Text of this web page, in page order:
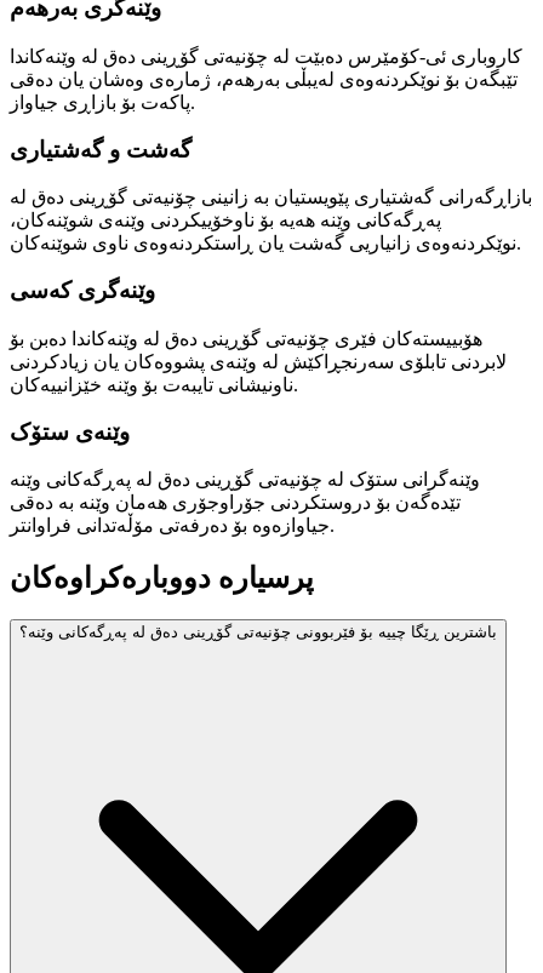
وێنەگری بەرهەم
کاروباری ئی-کۆمێرس دەبێت لە چۆنیەتی گۆڕینی دەق لە وێنەکاندا
تێبگەن بۆ نوێکردنەوەی لەیبڵی بەرهەم، ژمارەی وەشان یان دەقی
پاکەت بۆ بازاڕی جیاواز.
گەشت و گەشتیاری
بازاڕگەرانی گەشتیاری پێویستیان بە زانینی چۆنیەتی گۆڕینی دەق لە
پەڕگەکانی وێنە هەیە بۆ ناوخۆییکردنی وێنەی شوێنەکان،
نوێکردنەوەی زانیاریی گەشت یان ڕاستکردنەوەی ناوی شوێنەکان.
وێنەگری کەسی
هۆبییستەکان فێری چۆنیەتی گۆڕینی دەق لە وێنەکاندا دەبن بۆ
لابردنی تابلۆی سەرنجڕاکێش لە وێنەی پشووەکان یان زیادکردنی
ناونیشانی تایبەت بۆ وێنە خێزانییەکان.
وێنەی ستۆک
وێنەگرانی ستۆک لە چۆنیەتی گۆڕینی دەق لە پەڕگەکانی وێنە
تێدەگەن بۆ دروستکردنی جۆراوجۆری هەمان وێنە بە دەقی
جیاوازەوە بۆ دەرفەتی مۆڵەتدانی فراوانتر.
پرسیارە دووبارەکراوەکان
باشترین ڕێگا چییە بۆ فێربوونی چۆنیەتی گۆڕینی دەق لە پەڕگەکانی وێنە؟